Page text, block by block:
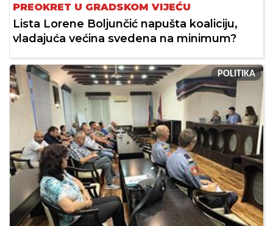
PREOKRET U GRADSKOM VIJEĆU
Lista Lorene Boljunčić napušta koaliciju,
vladajuća većina svedena na minimum?
POLITIKA